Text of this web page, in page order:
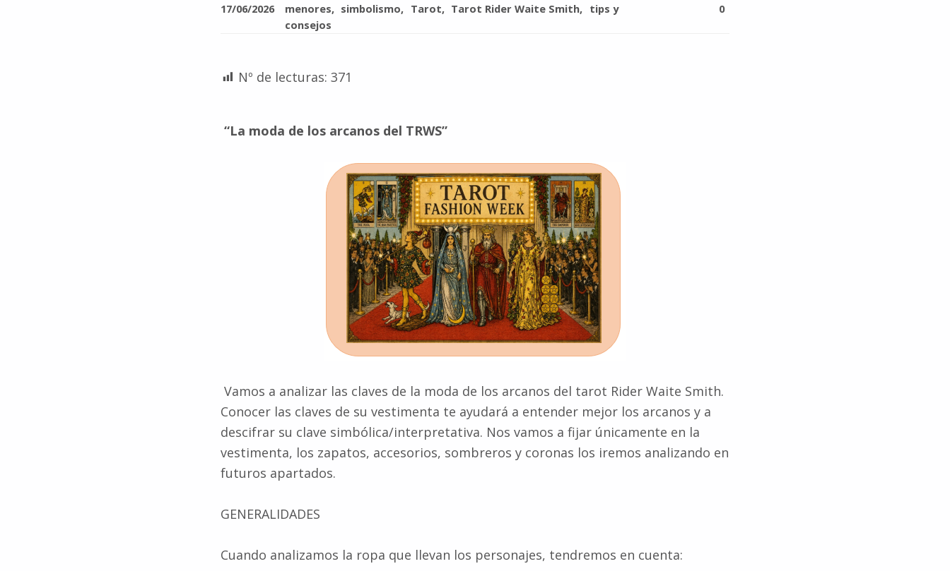
17/06/2026 0
menores
simbolismo Tarot Tarot Rider Waite Smith
tips y
consejos
Nº de lecturas: 371
“La moda de los arcanos del TRWS”
Vamos a analizar las claves de la moda de los arcanos del tarot Rider Waite Smith.
Conocer las claves de su vestimenta te ayudará a entender mejor los arcanos y a
descifrar su clave simbólica/interpretativa. Nos vamos a fijar únicamente en la
vestimenta, los zapatos, accesorios, sombreros y coronas los iremos analizando en
futuros apartados.
GENERALIDADES
Cuando analizamos la ropa que llevan los personajes, tendremos en cuenta: